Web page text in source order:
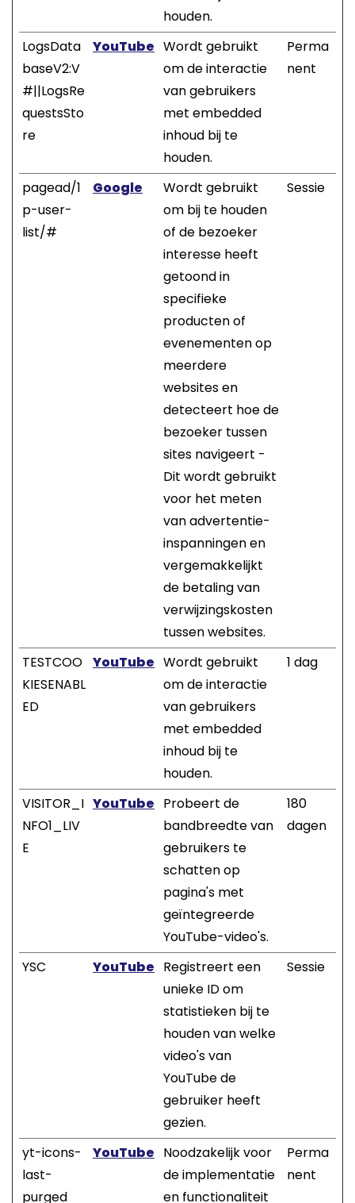
houden.
LogsData
baseV2:V
#||LogsRe
questsSto
re
YouTube Wordt gebruikt
om de interactie
van gebruikers
met embedded
inhoud bij te
houden.
Perma
nent
pagead/1
p-user-
list/#
Google
Wordt gebruikt
om bij te houden
of de bezoeker
interesse heeft
getoond in
specifieke
producten of
evenementen op
meerdere
websites en
detecteert hoe de
bezoeker tussen
sites navigeert -
Dit wordt gebruikt
voor het meten
van advertentie-
inspanningen en
vergemakkelijkt
de betaling van
verwijzingskosten
tussen websites.
Sessie
TESTCOO
KIESENABL
ED
YouTube Wordt gebruikt
om de interactie
van gebruikers
met embedded
inhoud bij te
houden.
1 dag
VISITOR_I
NFO1_LIV
E
YouTube Probeert de
bandbreedte van
gebruikers te
schatten op
pagina's met
geïntegreerde
YouTube-video's.
180
dagen
YSC YouTube Registreert een
unieke ID om
statistieken bij te
houden van welke
video's van
YouTube de
gebruiker heeft
gezien.
Sessie
yt-icons-
last-
purged
YouTube Noodzakelijk voor
de implementatie
en functionaliteit
Perma
nent